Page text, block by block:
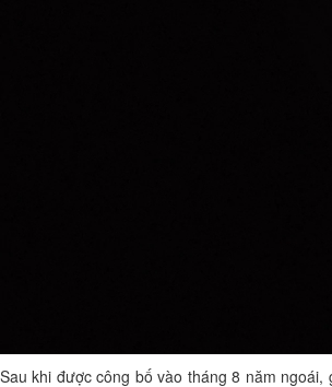
Sau khi được công bố vào tháng 8 năm ngoái,